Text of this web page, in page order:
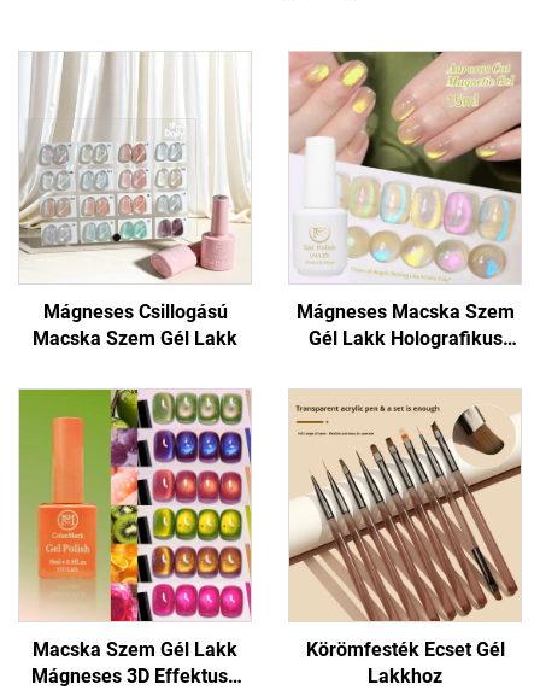
Mágneses Csillogású
Macska Szem Gél Lakk
Mágneses Macska Szem
Gél Lakk Holografikus
Macska Szem Gél Lakk
Mágneses 3D Effektusú
Körömfesték Ecset Gél
Lakkhoz